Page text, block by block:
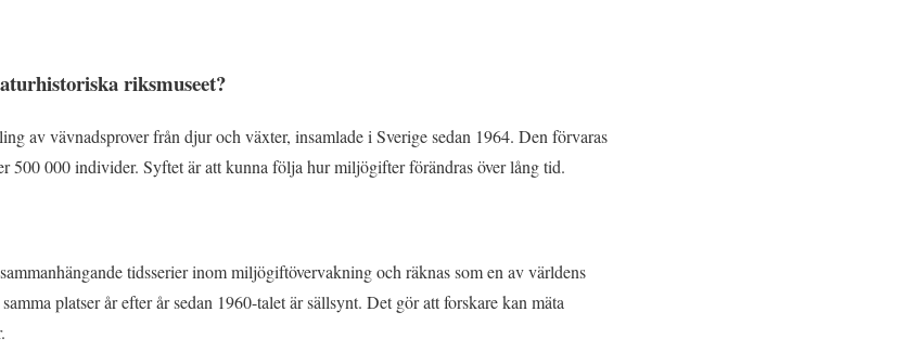
riksmuseet?
av vävnadsprover från djur och växter, insamlade i Sverige sedan 1964. Den förvaras
500 000 individer. Syftet är att kunna följa hur miljögifter förändras över lång tid.
tidsserier inom miljögiftövervakning och räknas som en av världens
platser år efter år sedan 1960-talet är sällsynt. Det gör att forskare kan mäta